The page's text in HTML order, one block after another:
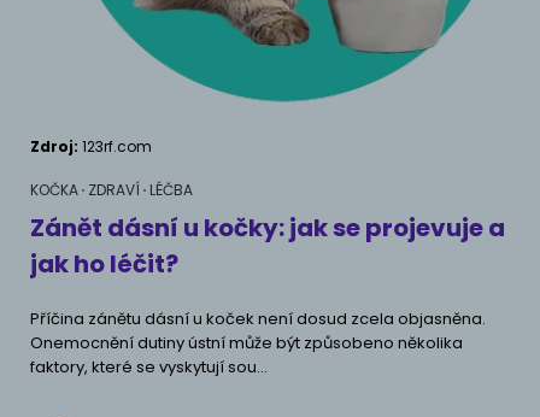
Pamlsky a doplňky stravy
Chování
Školení
Jak pochopit psa
Výživové poradenství
Pamlsky a doplňky stravy
MÁM KOČKU
Jak rozumět kočce
Život s kočkou
Kotě doma
Školení
AKVARIJNÍ RYBY
Zdroj: 123rf.com
KOČKA ZDRAVÍ LÉČBA
Zánět dásní u kočky: jak se projevuje a
jak ho léčit?
Příčina zánětu dásní u koček není dosud zcela objasněna.
Onemocnění dutiny ústní může být způsobeno několika
faktory, které se vyskytují sou...